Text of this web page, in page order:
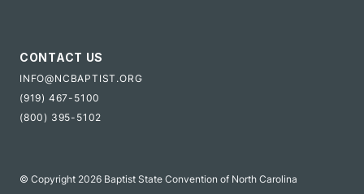
CONTACT US
INFO@NCBAPTIST.ORG
(919) 467-5100
(800) 395-5102
© Copyright 2026 Baptist State Convention of North Carolina